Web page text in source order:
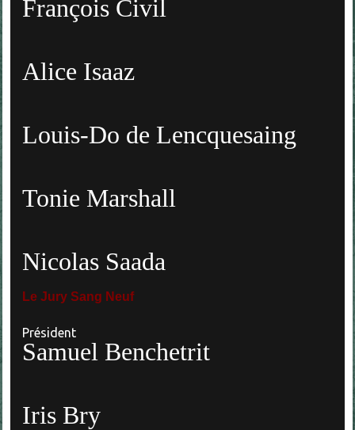
François Civil
Alice Isaaz
Louis-Do de Lencquesaing
Tonie Marshall
Nicolas Saada
Le Jury Sang Neuf
Président
Samuel Benchetrit
Iris Bry